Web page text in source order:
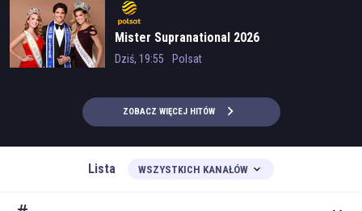
Mister Supranational 2026
Dziś, 19:55 Polsat
ZOBACZ WIĘCEJ HITÓW
Lista WSZYSTKICH KANAŁÓW